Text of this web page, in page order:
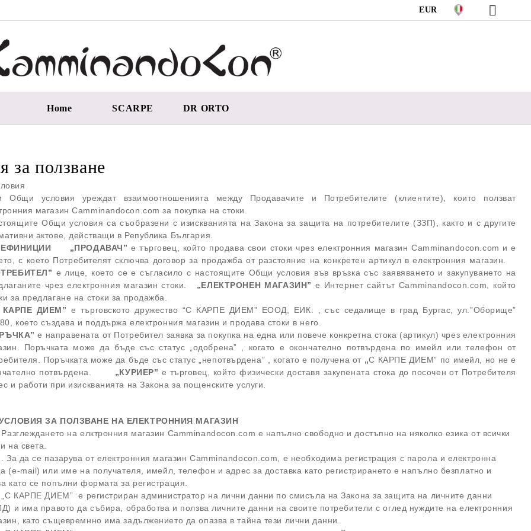
EUR
Home SCARPE DR ORTO
за ползване
Общи условия уреждат взаимоотношенията между Продавачите и Потребителите (клиентите), които ползват
магазин Camminandocon.com за покупка на стоки.
Общи условия са съобразени с изискванията на Закона за защита на потребителите (ЗЗП), както и с другите
актове, действащи в Република България.
„ПРОДАВАЧ” е търговец, който продава свои стоки чрез електронния магазин Camminandocon.com и е
с което Потребителят сключва договор за продажба от разстояние на конкретен артикул в електронния магазин.
e лице, което се е съгласило с настоящите Общи условия във връзка със заявяването и закупуването на
чрез електронния магазин стоки. „ЕЛЕКТРОНЕН МАГАЗИН” е Интернет сайтът Camminandocon.com, който
за предлагане на стоки за продажба.
КАРПЕ ДИЕМ” е търговското дружество “С КАРПЕ ДИЕМ” ЕООД, ЕИК: , със седалище в град Бургас, ул.”Оборище”
което създава и поддържа електронния магазин и продава стоки в него.
е направената от Потребител заявка за покупка на една или повече конкретна стока (артикул) чрез електронния
Поръчката може да бъде със статус „одобрена” , когато е окончателно потвърдена по имейл или телефон от
Поръчката може да бъде със статус „непотвърдена” , когато е получена от „С КАРПЕ ДИЕМ” по имейл, но не е
потвърдена. „КУРИЕР” е търговец, който физически доставя закупената стока до посочен от Потребителя
и работи при изискванията на Закона за пощенските услуги.
ЗА ПОЛЗВАНЕ НА ЕЛЕКТРОННИЯ МАГАЗИН
на елктронния магазин Camminandocon.com е напълно свободно и достъпно на няколко езика от всички
на света.
За да се пазарува от електронния магазин Camminandocon.com, е необходима регистрация с парола и електронна
(e-mail) или име на получателя, имейл, телефон и адрес за доставка като регистрирането е напълно безплатно и
като се попълни формата за регистрация.
„С КАРПЕ ДИЕМ” е регистриран администратор на лични данни по смисъла на Закона за защита на личните данни
и има правото да събира, обработва и ползва личните данни на своите потребители с оглед нуждите на електронния
като същевремнно има задължението да опазва в тайна тези лични данни.